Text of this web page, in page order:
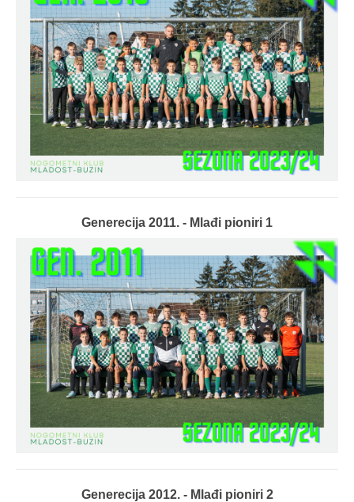
Generecija 2011. - Mlađi pioniri 1
Generecija 2012. - Mlađi pioniri 2